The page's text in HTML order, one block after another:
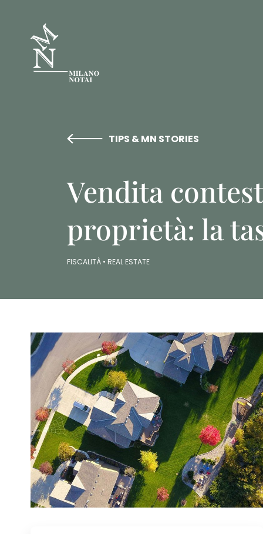
TIPS & MN STORIES
Vendita
proprietà: la
FISCALITÀ • REAL ESTATE